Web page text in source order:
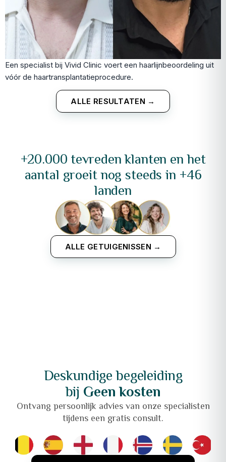
Een specialist bij Vivid Clinic voert een haarlijnbeoordeling uit
vóór de haartransplantatieprocedure.
ALLE RESULTATEN →
+20.000 tevreden klanten en het
aantal groeit nog steeds in +46
landen
ALLE GETUIGENISSEN →
Deskundige begeleiding
bij Geen kosten
Ontvang persoonlijk advies van onze specialisten
tijdens een gratis consult.